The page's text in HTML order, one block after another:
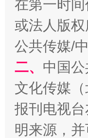
揭开“小金库
在第一时
或法人版
公共传媒/
二、 中国
文化传媒
报刊电视
明来源，并